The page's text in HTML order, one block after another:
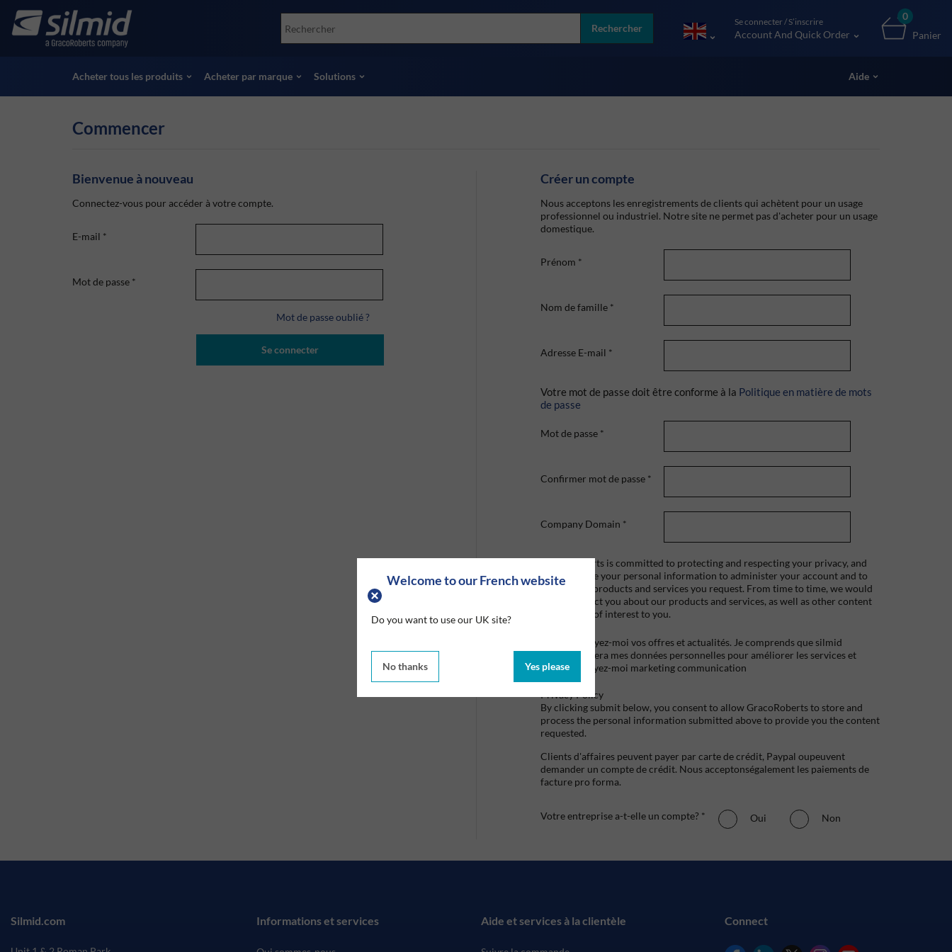
Welcome to our French website
Do you want to use our UK site?
No thanks Yes please
main
Accessories
Essais non destructifs (NDT)
Voir tous les produits
Socomore
Skydrol
Rechercher
Se connecter / S’inscrire
Account And Quick Order
0
Panier
Acheter tous les produits Acheter par marque Solutions Aide
Commencer
Bienvenue à nouveau
Connectez-vous pour accéder à votre compte.
E-mail *
Mot de passe *
Mot de passe oublié ?
Se connecter
Créer un compte
Nous acceptons les enregistrements de clients qui achètent pour un usage
professionnel ou industriel. Notre site ne permet pas d'acheter pour un usage
domestique.
Prénom *
Nom de famille *
Adresse E-mail *
Votre mot de passe doit être conforme à la Politique en matière de mots
de passe
Mot de passe *
Confirmer mot de passe *
Company Domain *
Graco Roberts is committed to protecting and respecting your privacy, and
we'll only use your personal information to administer your account and to
provide the products and services you request. From time to time, we would
like to contact you about our products and services, as well as other content
that may be of interest to you.
Envoyez-moi vos offres et actualités. Je comprends que silmid
utilisera mes données personnelles pour améliorer les services et
envoyez-moi marketing communication
Privacy Policy
By clicking submit below, you consent to allow GracoRoberts to store and
process the personal information submitted above to provide you the content
requested.
Clients d'affaires peuvent payer par carte de crédit, Paypal oupeuvent
demander un compte de crédit. Nous acceptonségalement les paiements de
facture pro forma.
Votre entreprise a-t-elle un compte? * Oui Non
Informations et services Aide et services à la clientèle Connect
Silmid.com